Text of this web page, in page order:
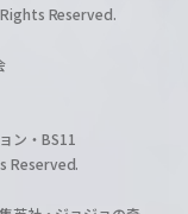
Reserved.
ン・BS11
Reserved.